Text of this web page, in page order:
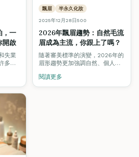
，一
開啟
失業
多行
的首
飄眉 半永久化妝
2025年12月28日500
2026年飄眉趨勢：自然毛流
眉成為主流，你跟上了嗎？
隨著審美標準的演變，2026年的
眉形趨勢更加強調自然、個人化
術，讓你在競爭激烈的市場中脫
穎而出。
閱讀更多